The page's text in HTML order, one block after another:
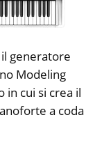
il generatore
Modeling
in cui si crea il
a coda